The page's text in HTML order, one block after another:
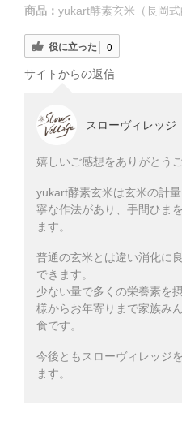
商品： yukart酵素玄米（長岡
役に立った 0
サイトからの返信
スローヴィレッジ
嬉しいご感想をありがとう
yukart酵素玄米は玄米の計
寧な作法があり、手間ひま
ます。
普通の玄米とは違い消化に
できます。
少ない量で多くの栄養素を
様からお年寄りまで家族み
食です。
今後ともスローヴィレッジ
ます。